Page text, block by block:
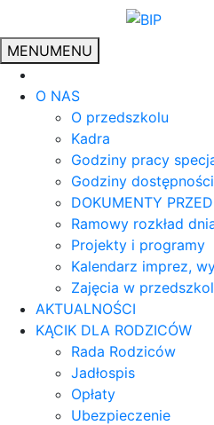
MENUMENU
O NAS
O przedszkolu
Kadra
Godziny pracy
Godziny
DOKUMENTY
Ramowy rozkład
Projekty i programy
Kalendarz imprez,
Zajęcia w
AKTUALNOŚCI
KĄCIK DLA RODZICÓW
Rada Rodziców
Jadłospis
Opłaty
Ubezpieczenie